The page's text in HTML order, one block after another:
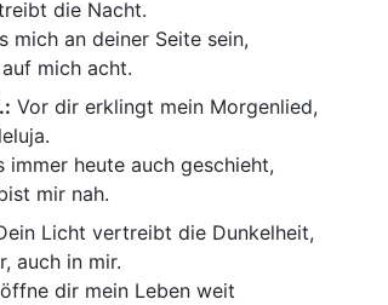
die Nacht.
mich an deiner Seite sein,
mich acht.
Vor dir erklingt mein Morgenlied,
immer heute auch geschieht,
mir nah.
Licht vertreibt die Dunkelheit,
auch in mir.
dir mein Leben weit